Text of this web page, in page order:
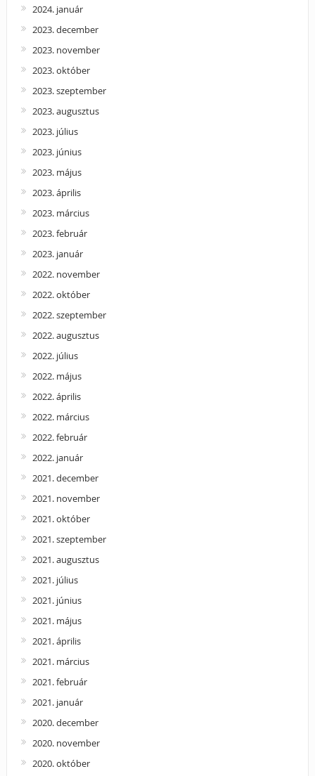
2024. január
2023. december
2023. november
2023. október
2023. szeptember
2023. augusztus
2023. július
2023. június
2023. május
2023. április
2023. március
2023. február
2023. január
2022. november
2022. október
2022. szeptember
2022. augusztus
2022. július
2022. május
2022. április
2022. március
2022. február
2022. január
2021. december
2021. november
2021. október
2021. szeptember
2021. augusztus
2021. július
2021. június
2021. május
2021. április
2021. március
2021. február
2021. január
2020. december
2020. november
2020. október